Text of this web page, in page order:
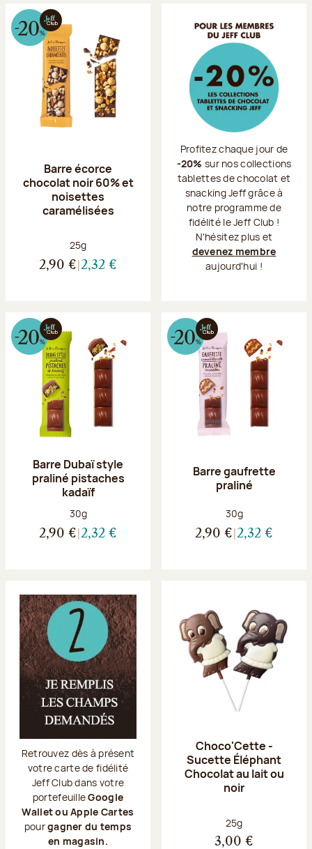
Barre écorce
chocolat noir 60% et
noisettes
caramélisées
Poids net :
25g
2,90 € 2,32 €
Profitez chaque jour de
-20% sur nos collections
tablettes de chocolat et
snacking Jeff grâce à
notre programme de
fidélité le Jeff Club !
N'hésitez plus et
devenez membre
aujourd'hui !
Barre Dubaï style
praliné pistaches
kadaïf
Poids net :
30g
2,90 € 2,32 €
Barre gaufrette
praliné
Poids net :
30g
2,90 € 2,32 €
Retrouvez dès à présent
votre carte de fidélité
Jeff Club dans votre
portefeuilleGoogle
Wallet ou Apple Cartes
pourgagner du temps
en magasin.
Choco'Cette -
Sucette Éléphant
Chocolat au lait ou
noir
Poids net :
25g
3,00 €